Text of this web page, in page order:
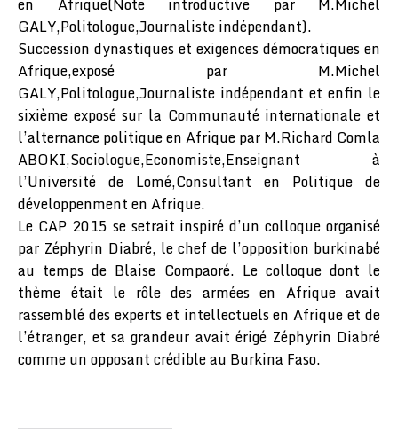
GALY,Politologue,Journaliste indépendant).
Succession dynastiques et exigences démocratiques en
Afrique,exposé par M.Michel
GALY,Politologue,Journaliste indépendant et enfin le
sixième exposé sur la Communauté internationale et
l’alternance politique en Afrique par M.Richard Comla
ABOKI,Sociologue,Economiste,Enseignant à
l’Université de Lomé,Consultant en Politique de
développenment en Afrique.
Le CAP 2015 se setrait inspiré d’un colloque organisé
par Zéphyrin Diabré, le chef de l’opposition burkinabé
au temps de Blaise Compaoré. Le colloque dont le
thème était le rôle des armées en Afrique avait
rassemblé des experts et intellectuels en Afrique et de
l’étranger, et sa grandeur avait érigé Zéphyrin Diabré
comme un opposant crédible au Burkina Faso.